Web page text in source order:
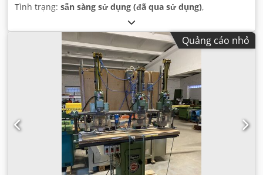
Tình trạng: sẵn sàng sử dụng (đã qua sử dụng),
Quảng cáo nhỏ